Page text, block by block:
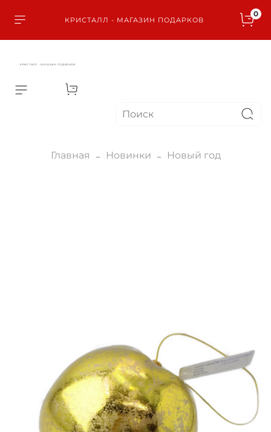
КРИСТАЛЛ - МАГАЗИН ПОДАРКОВ
0
КРИСТАЛЛ - МАГАЗИН ПОДАРКОВ
Главная Новинки Новый год